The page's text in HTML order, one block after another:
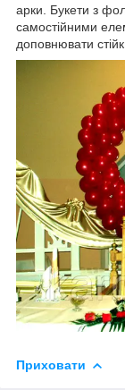
арки. Букети з
самостійними
доповнювати
Приховати